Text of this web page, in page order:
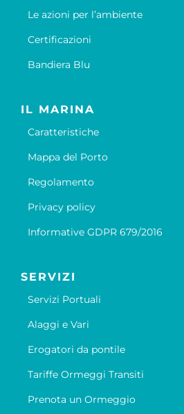
Le azioni per l’ambiente
Certificazioni
Bandiera Blu
IL MARINA
Caratteristiche
Mappa del Porto
Regolamento
Privacy policy
Informative GDPR 679/2016
SERVIZI
Servizi Portuali
Alaggi e Vari
Erogatori da pontile
Tariffe Ormeggi Transiti
Prenota un Ormeggio